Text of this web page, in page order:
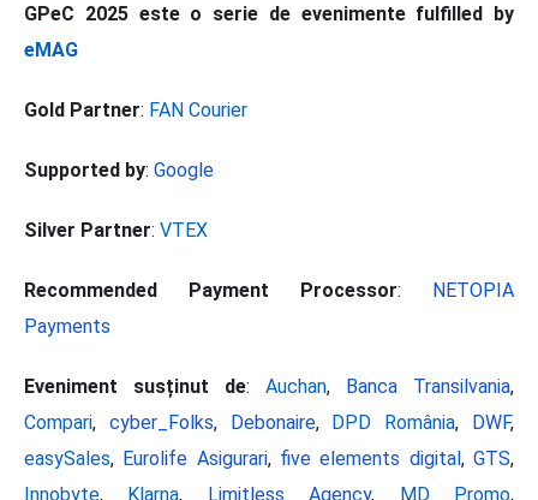
GPeC 2025 este o serie de evenimente fulfilled by
eMAG
Gold Partner: FAN Courier
Supported by: Google
Silver Partner: VTEX
Recommended Payment Processor: NETOPIA
Payments
Eveniment susținut de: Auchan, Banca Transilvania,
Compari, cyber_Folks, Debonaire, DPD România, DWF,
easySales, Eurolife Asigurari, five elements digital,GTS,
Innobyte, Klarna, Limitless Agency, MD Promo,